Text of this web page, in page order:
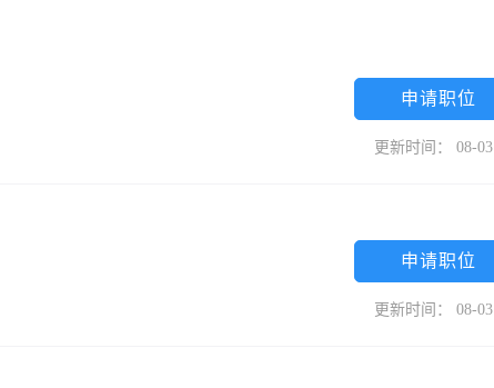
申请职位
更新时间： 08-03
申请职位
更新时间： 08-03